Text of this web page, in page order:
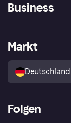
Klarna App
Shops entdecken
Käuferschutzrichtlinie
Business
Händlerportal
Markt
Deutschland
Folgen